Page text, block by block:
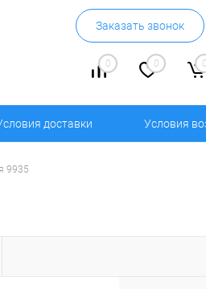
Заказать звонок
0 0 0
доставки Условия
9935